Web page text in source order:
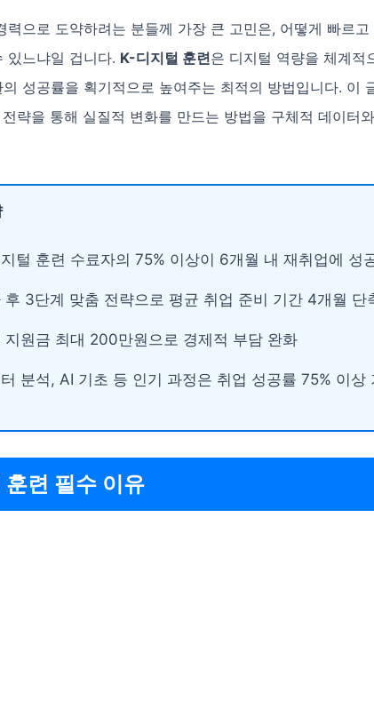
력으로 도약하려는 분들께 가장 큰 고민은, 어떻게 빠르고
있느냐일 겁니다. K-디지털 훈련은 디지털 역량을 체계적
성공률을 획기적으로 높여주는 최적의 방법입니다. 이
략을 통해 실질적 변화를 만드는 방법을 구체적 데이터
털 훈련 수료자의 75% 이상이 6개월 내 재취업에 성
후 3단계 맞춤 전략으로 평균 취업 준비 기간 4개월 단
지원금 최대 200만원으로 경제적 부담 완화
분석, AI 기초 등 인기 과정은 취업 성공률 75% 이상
련 필수 이유